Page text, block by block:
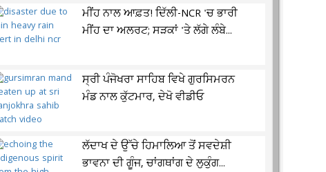
ਮੀਂਹ ਨਾਲ ਆਫ਼ਤ! ਦਿੱਲੀ-NCR 'ਚ ਭਾਰੀ
ਮੀਂਹ ਦਾ ਅਲਰਟ; ਸੜਕਾਂ 'ਤੇ ਲੱਗੇ ਲੰਬੇ...
ਸ੍ਰੀ ਪੰਜੋਖਰਾ ਸਾਹਿਬ ਵਿਖੇ ਗੁਰਸਿਮਰਨ
ਮੰਡ ਨਾਲ ਕੁੱਟਮਾਰ, ਦੇਖੋ ਵੀਡੀਓ
ਲੱਦਾਖ ਦੇ ਉੱਚੇ ਹਿਮਾਲਿਆ ਤੋਂ ਸਵਦੇਸ਼ੀ
ਭਾਵਨਾ ਦੀ ਗੂੰਜ, ਚਾਂਗਥਾਂਗ ਦੇ ਲੁਕੁੰਗ...